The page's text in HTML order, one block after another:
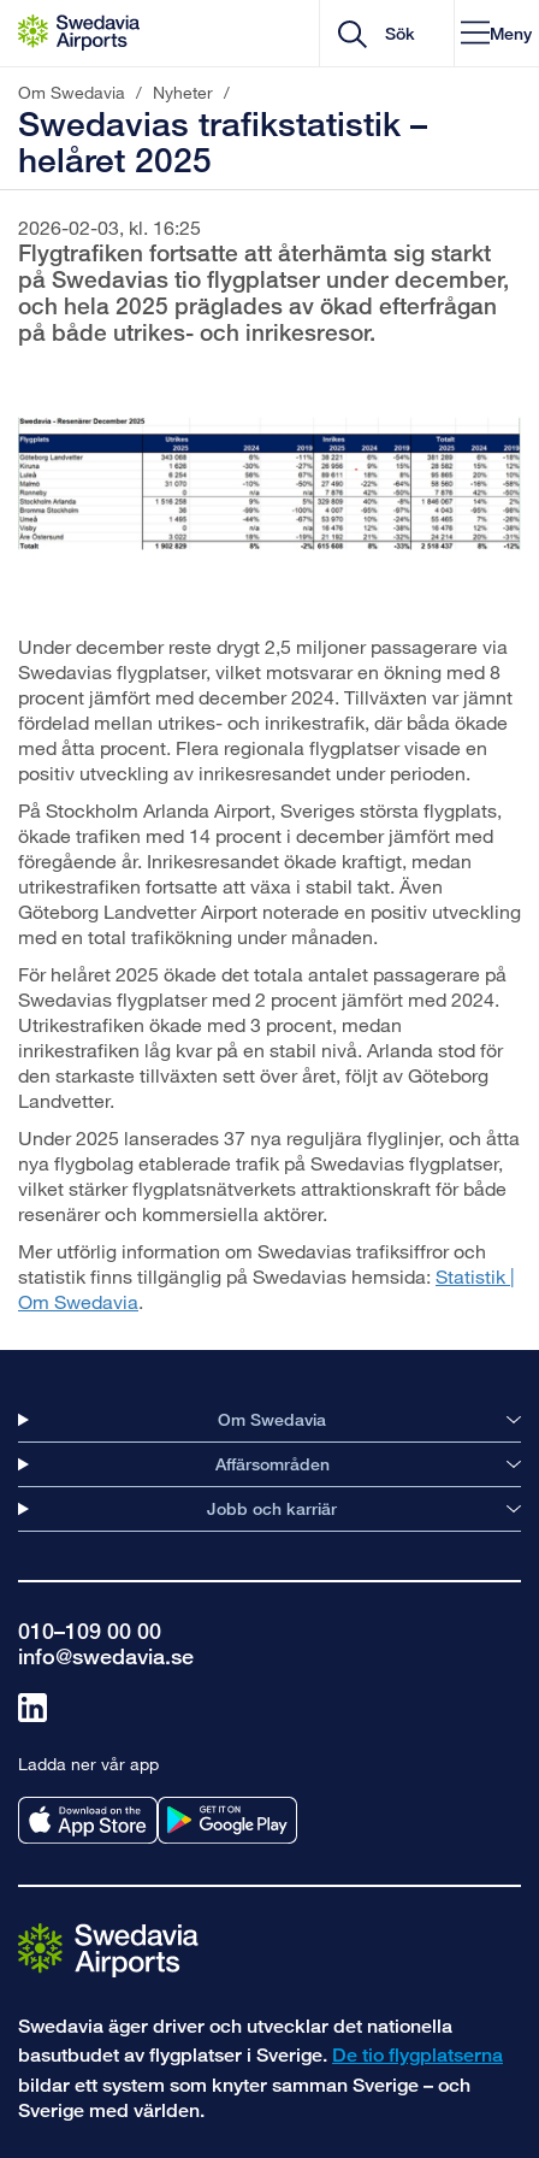
Gå till innehåll
Meny
Om Swedavia / Nyheter /
Swedavias trafikstatistik –
helåret 2025
2026-02-03, kl. 16:25
Flygtrafiken fortsatte att återhämta sig starkt
på Swedavias tio flygplatser under december,
och hela 2025 präglades av ökad efterfrågan
på både utrikes- och inrikesresor.
Under december reste drygt 2,5 miljoner passagerare via
Swedavias flygplatser, vilket motsvarar en ökning med 8
procent jämfört med december 2024. Tillväxten var jämnt
fördelad mellan utrikes- och inrikestrafik, där båda ökade
med åtta procent. Flera regionala flygplatser visade en
positiv utveckling av inrikesresandet under perioden.
På Stockholm Arlanda Airport, Sveriges största flygplats,
ökade trafiken med 14 procent i december jämfört med
föregående år. Inrikesresandet ökade kraftigt, medan
utrikestrafiken fortsatte att växa i stabil takt. Även
Göteborg Landvetter Airport noterade en positiv utveckling
med en total trafikökning under månaden.
För helåret 2025 ökade det totala antalet passagerare på
Swedavias flygplatser med 2 procent jämfört med 2024.
Utrikestrafiken ökade med 3 procent, medan
inrikestrafiken låg kvar på en stabil nivå. Arlanda stod för
den starkaste tillväxten sett över året, följt av Göteborg
Landvetter.
Under 2025 lanserades 37 nya reguljära flyglinjer, och åtta
nya flygbolag etablerade trafik på Swedavias flygplatser,
vilket stärker flygplatsnätverkets attraktionskraft för både
resenärer och kommersiella aktörer.
Mer utförlig information om Swedavias trafiksiffror och
statistik finns tillgänglig på Swedavias hemsida: Statistik |
Om Swedavia.
Om Swedavia
Affärsområden
Jobb och karriär
010–109 00 00
info@swedavia.se
linkedin
Ladda ner vår app
Swedavia äger driver och utvecklar det nationella
basutbudet av flygplatser i Sverige. De tio flygplatserna
bildar ett system som knyter samman Sverige – och
Sverige med världen.